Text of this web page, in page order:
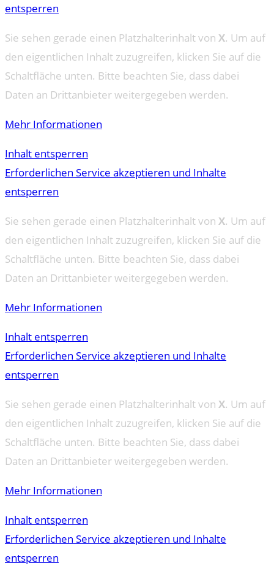
entsperren
Sie sehen gerade einen Platzhalterinhalt von X. Um auf
den eigentlichen Inhalt zuzugreifen, klicken Sie auf die
Schaltfläche unten. Bitte beachten Sie, dass dabei
Daten an Drittanbieter weitergegeben werden.
Mehr Informationen
Inhalt entsperren
Erforderlichen Service akzeptieren und Inhalte
entsperren
Sie sehen gerade einen Platzhalterinhalt von X. Um auf
den eigentlichen Inhalt zuzugreifen, klicken Sie auf die
Schaltfläche unten. Bitte beachten Sie, dass dabei
Daten an Drittanbieter weitergegeben werden.
Mehr Informationen
Inhalt entsperren
Erforderlichen Service akzeptieren und Inhalte
entsperren
Sie sehen gerade einen Platzhalterinhalt von X. Um auf
den eigentlichen Inhalt zuzugreifen, klicken Sie auf die
Schaltfläche unten. Bitte beachten Sie, dass dabei
Daten an Drittanbieter weitergegeben werden.
Mehr Informationen
Inhalt entsperren
Erforderlichen Service akzeptieren und Inhalte
entsperren